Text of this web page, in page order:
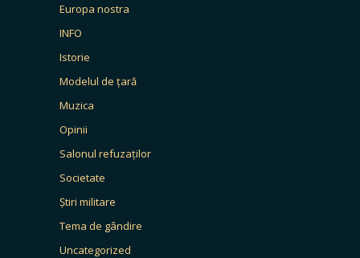
Europa nostra
INFO
Istorie
Modelul de țară
Muzica
Opinii
Salonul refuzaților
Societate
Știri militare
Tema de gândire
Uncategorized